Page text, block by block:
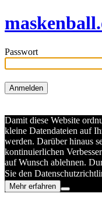
Passwort
Damit diese Website
kleine Datendateien auf
werden. Darüber hinaus
kontinuierlichen
auf Wunsch ablehnen.
Sie den
Mehr erfahren